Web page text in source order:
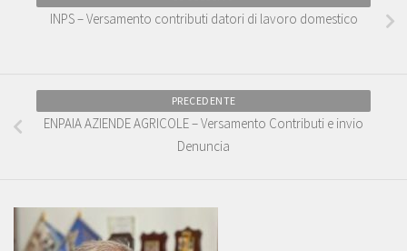
INPS – Versamento contributi datori di lavoro domestico
PRECEDENTE
ENPAIA AZIENDE AGRICOLE – Versamento Contributi e invio
Denuncia